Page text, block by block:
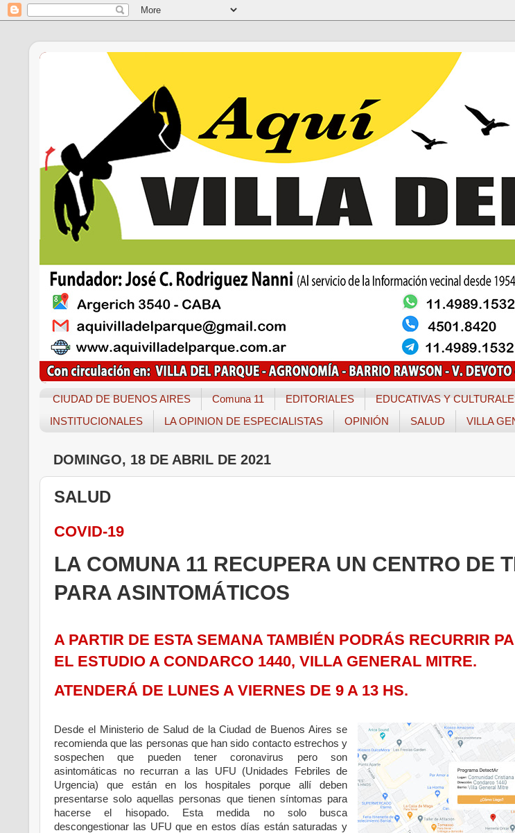
CIUDAD DE BUENOS AIRES Comuna 11 EDITORIALES EDUCATIVAS Y
INSTITUCIONALES
LA OPINION DE ESPECIALISTAS OPINIÓN SALUD VILLA
DOMINGO, 18 DE ABRIL DE 2021
SALUD
COVID-19
LA COMUNA 11 RECUPERA UN CENTRO DE
PARA ASINTOMÁTICOS
A PARTIR DE ESTA SEMANA TAMBIÉN PODRÁS RECURRIR
EL ESTUDIO A CONDARCO 1440, VILLA GENERAL MITRE.
ATENDERÁ DE LUNES A VIERNES DE 9 A 13 HS.
Desde el Ministerio de Salud de la Ciudad de Buenos Aires se
recomienda que las personas que han sido contacto estrechos y
sospechen que pueden tener coronavirus pero son
asintomáticas no recurran a las UFU (Unidades Febriles de
Urgencia) que están en los hospitales porque allí deben
presentarse solo aquellas personas que tienen síntomas para
hacerse el hisopado. Esta medida no solo busca
descongestionar las UFU que en estos días están saturadas y